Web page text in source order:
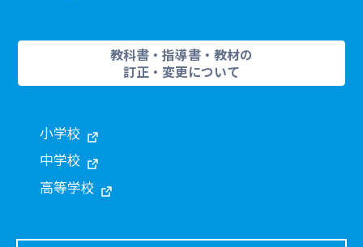
教科書・指導書・教材の
訂正・変更について
小学校
中学校
高等学校